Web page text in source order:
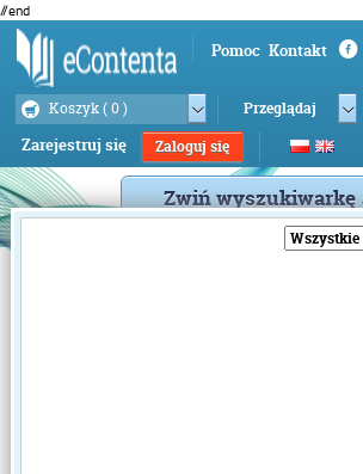
//end
Pomoc Kontakt
Koszyk (0 ) Przeglądaj
Zarejestruj się Zaloguj się
Zwiń wyszukiwarkę